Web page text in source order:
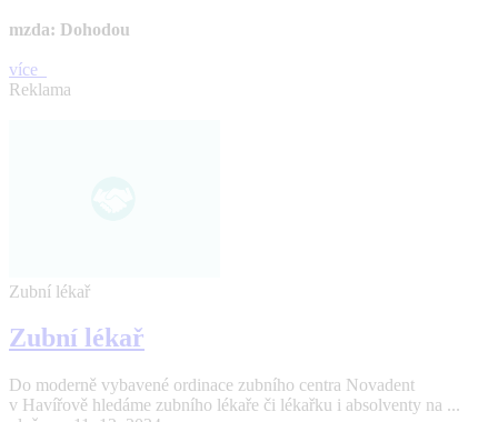
mzda: Dohodou
více
Reklama
Zubní lékař
Zubní lékař
Do moderně vybavené ordinace zubního centra Novadent
v Havířově hledáme zubního lékaře či lékařku i absolventy na ...